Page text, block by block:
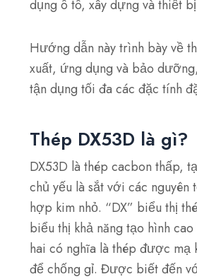
dụng ô tô, xây dựng và thiết
Hướng dẫn này trình bày về
xuất, ứng dụng và bảo
tận dụng tối đa các đặc tính
Thép DX53D là gì?
DX53D là thép cacbon thấp,
chủ yếu là sắt với các nguyên
hợp kim nhỏ. “DX” biểu thị
biểu thị khả năng tạo hình
hai có nghĩa là thép được mạ
để chống gỉ. Được biết đến